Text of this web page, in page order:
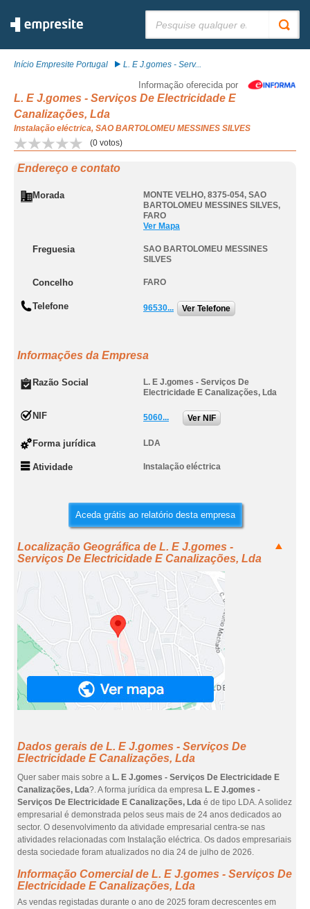
Início Empresite Portugal L. E J.gomes - Serv...
Informação oferecida por
L. E J.gomes - Serviços De Electricidade E
Canalizações, Lda
Instalação eléctrica, SAO BARTOLOMEU MESSINES SILVES
(0 votos)
Endereço e contato
Morada MONTE VELHO, 8375-054, SAO
BARTOLOMEU MESSINES SILVES,
FARO
Ver Mapa
Freguesia
SAO BARTOLOMEU MESSINES
SILVES
Concelho FARO
Telefone 96530... Ver Telefone
Informações da Empresa
Razão Social
L. E J.gomes - Serviços De
Electricidade E Canalizações, Lda
NIF 5060... Ver NIF
Forma jurídica LDA
Atividade Instalação eléctrica
Aceda grátis ao relatório desta empresa
Localização Geográfica de L. E J.gomes -
Serviços De Electricidade E Canalizações, Lda
Dados gerais de L. E J.gomes - Serviços De
Electricidade E Canalizações, Lda
Quer saber mais sobre a L. E J.gomes - Serviços De Electricidade E
Canalizações, Lda?. A forma jurídica da empresa L. E J.gomes -
Serviços De Electricidade E Canalizações, Lda é de tipo LDA. A solidez
empresarial é demonstrada pelos seus mais de 24 anos dedicados ao
sector. O desenvolvimento da atividade empresarial centra-se nas
atividades relacionadas com Instalação eléctrica. Os dados empresariais
desta sociedade foram atualizados no dia 24 de julho de 2026.
Informação Comercial de L. E J.gomes - Serviços De
Electricidade E Canalizações, Lda
As vendas registadas durante o ano de 2025 foram decrescentes em